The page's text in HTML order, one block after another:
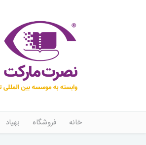
خانه فروشگاه بهیاد